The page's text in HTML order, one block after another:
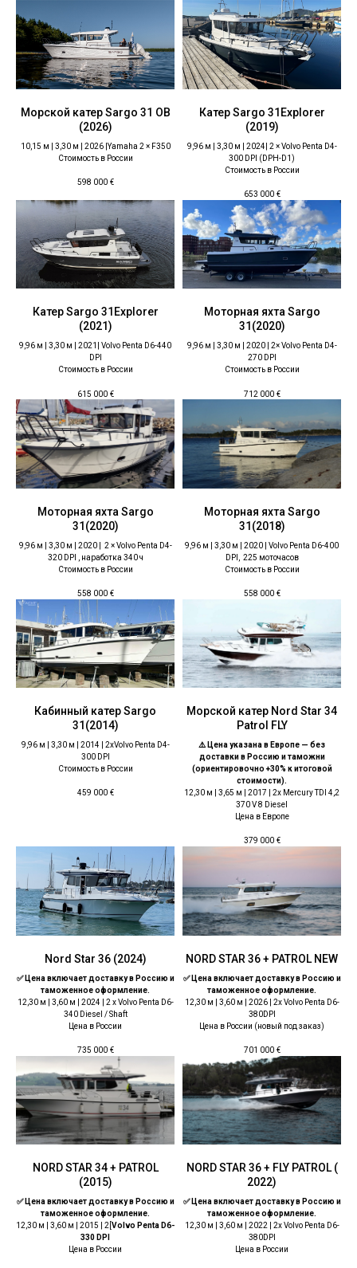
Морской катер Sargo 31 ОВ
(2026)
10,15 м | 3,30 м | 2026 |Yamaha 2 × F350
Стоимость в России
598 000 €
Катер Sargo 31Explorer
(2019)
9,96 м | 3,30 м | 2024| 2 × Volvo Penta D4-
300 DPI (DPH-D1)
Стоимость в России
653 000 €
Катер Sargo 31Explorer
(2021)
9,96 м | 3,30 м | 2021| Volvo Penta D6-440
DPI
Стоимость в России
615 000 €
Моторная яхта Sargo
31(2020)
9,96 м | 3,30 м | 2020 | 2× Volvo Penta D4-
270 DPI
Стоимость в России
712 000 €
Моторная яхта Sargo
31(2020)
9,96 м | 3,30 м | 2020 | 2 × Volvo Penta D4-
320 DPI , наработка 340 ч
Стоимость в России
558 000 €
Моторная яхта Sargo
31(2018)
9,96 м | 3,30 м | 2020 | Volvo Penta D6-400
DPI, 225 моточасов
Стоимость в России
558 000 €
Кабинный катер Sargo
31(2014)
9,96 м | 3,30 м | 2014 | 2хVolvo Penta D4-
300 DPI
Стоимость в России
459 000 €
Морской катер Nord Star 34
Patrol FLY
⚠️ Цена указана в Европе — без
доставки в Россию и таможни
(ориентировочно +30% к итоговой
стоимости).
12,30 м | 3,65 м | 2017 | 2x Mercury TDI 4,2
370 V 8 Diesel
Цена в Европе
379 000 €
Nord Star 36 (2024)
✅ Цена включает доставку в Россию и
таможенное оформление.
12,30 м | 3,60 м | 2024 | 2 x Volvo Penta D6-
340 Diesel / Shaft
Цена в России
735 000 €
NORD STAR 36 + PATROL NEW
✅ Цена включает доставку в Россию и
таможенное оформление.
12,30 м | 3,60 м | 2026 | 2x Volvo Penta D6-
380DPI
Цена в России (новый под заказ)
701 000 €
NORD STAR 34 + PATROL
(2015)
✅ Цена включает доставку в Россию и
таможенное оформление.
12,30 м | 3,60 м | 2015 | 2[ Volvo Penta D6-
330 DPI
Цена в России
NORD STAR 36 + FLY PATROL (
2022)
✅ Цена включает доставку в Россию и
таможенное оформление.
12,30 м | 3,60 м | 2022 | 2x Volvo Penta D6-
380DPI
Цена в России